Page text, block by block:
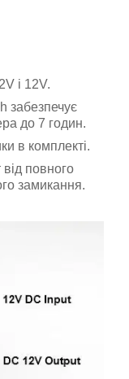
і 12V.
забезпечує
до 7 годин.
в комплекті.
від повного
замикання.